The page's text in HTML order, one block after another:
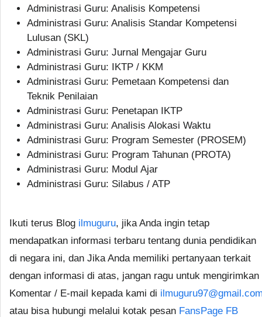
Administrasi Guru: Analisis Kompetensi
Administrasi Guru: Analisis Standar Kompetensi
Lulusan (SKL)
Administrasi Guru: Jurnal Mengajar Guru
Administrasi Guru: IKTP / KKM
Administrasi Guru: Pemetaan Kompetensi dan
Teknik Penilaian
Administrasi Guru: Penetapan IKTP
Administrasi Guru: Analisis Alokasi Waktu
Administrasi Guru: Program Semester (PROSEM)
Administrasi Guru: Program Tahunan (PROTA)
Administrasi Guru: Modul Ajar
Administrasi Guru: Silabus / ATP
Ikuti terus Blog ilmuguru, jika Anda ingin tetap
mendapatkan informasi terbaru tentang dunia pendidikan
di negara ini, dan Jika Anda memiliki pertanyaan terkait
dengan informasi di atas, jangan ragu untuk mengirimkan
Komentar / E-mail kepada kami di
atau bisa hubungi melalui kotak pesan FansPage FB